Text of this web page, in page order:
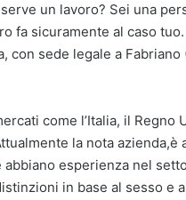
un lavoro? Sei una
fa sicuramente al caso
con sede legale a
come l’Italia, il
la nota
esperienza nel
in base al sesso